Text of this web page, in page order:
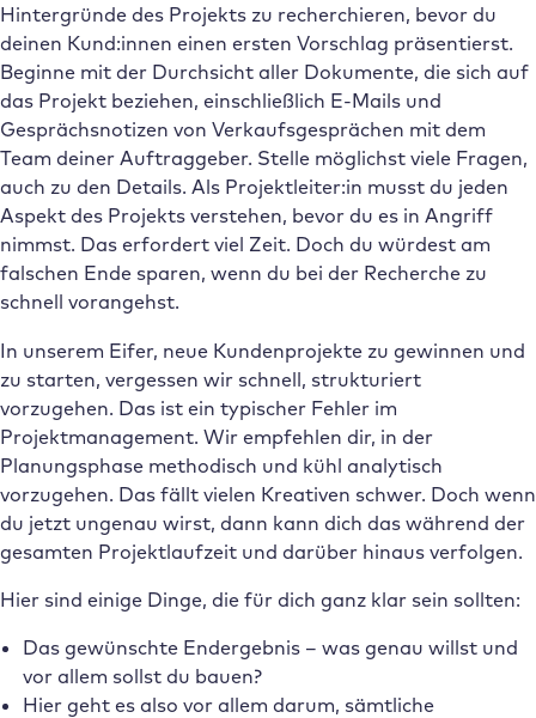
Hintergründe des Projekts zu recherchieren, bevor du
deinen Kund:innen einen ersten Vorschlag präsentierst.
Beginne mit der Durchsicht aller Dokumente, die sich auf
das Projekt beziehen, einschließlich E-Mails und
Gesprächsnotizen von Verkaufsgesprächen mit dem
Team deiner Auftraggeber. Stelle möglichst viele Fragen,
auch zu den Details. Als Projektleiter:in musst du jeden
Aspekt des Projekts verstehen, bevor du es in Angriff
nimmst. Das erfordert viel Zeit. Doch du würdest am
falschen Ende sparen, wenn du bei der Recherche zu
schnell vorangehst.
In unserem Eifer, neue Kundenprojekte zu gewinnen und
zu starten, vergessen wir schnell, strukturiert
vorzugehen. Das ist ein typischer Fehler im
Projektmanagement. Wir empfehlen dir, in der
Planungsphase methodisch und kühl analytisch
vorzugehen. Das fällt vielen Kreativen schwer. Doch wenn
du jetzt ungenau wirst, dann kann dich das während der
gesamten Projektlaufzeit und darüber hinaus verfolgen.
Hier sind einige Dinge, die für dich ganz klar sein sollten:
Das gewünschte Endergebnis – was genau willst und
vor allem sollst du bauen?
Hier geht es also vor allem darum, sämtliche